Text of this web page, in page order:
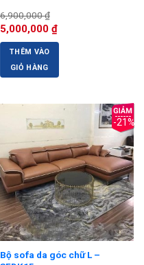
6,900,000₫
Giá
gốc
là:
6,900,000 ₫.
5,000,000 ₫Giá
hiện
tại
THÊM VÀO
GIỎ HÀNG
-21%
Bộ sofa da góc chữ L –